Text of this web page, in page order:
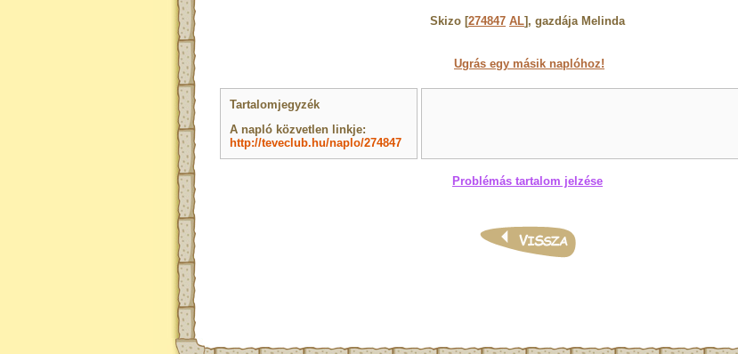
Skizo [274847 AL], gazdája Melinda
Ugrás egy másik naplóhoz!
Tartalomjegyzék
A napló közvetlen linkje:
http://teveclub.hu/naplo/274847
Problémás tartalom jelzése